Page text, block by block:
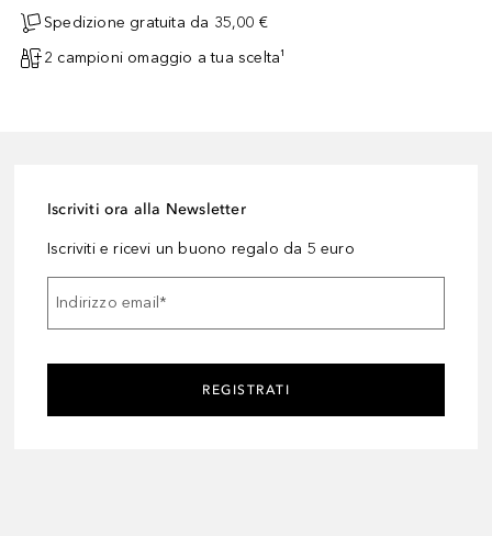
Spedizione gratuita da 35,00 €
2 campioni omaggio a tua scelta¹
Iscriviti ora alla Newsletter
Iscriviti e ricevi un buono regalo da 5 euro
Indirizzo email*
REGISTRATI